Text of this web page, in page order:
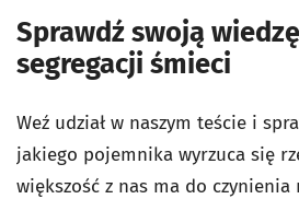
Sprawdź swoją
segregacji śmieci
Weź udział w naszym teście i
jakiego pojemnika wyrzuca się
większość z nas ma do czynienia